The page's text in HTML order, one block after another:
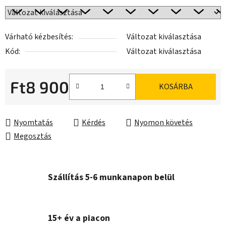
Várható kézbesítés:
Változat kiválasztása
Kód:
Változat kiválasztása
Ft8 900 KOSÁRBA
Nyomtatás Kérdés
Nyomon követés
Megosztás
Szállítás 5-6 munkanapon belül
15+ év a piacon